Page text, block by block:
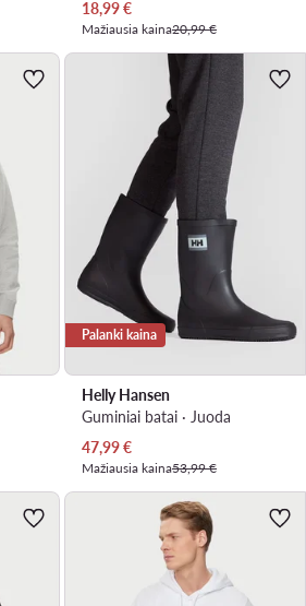
Dabartinė kaina
18,99€
Mažiausia kaina20,99 €
Palanki kaina
Helly Hansen
Guminiai batai · Juoda
Dabartinė kaina
47,99€
Mažiausia kaina53,99 €